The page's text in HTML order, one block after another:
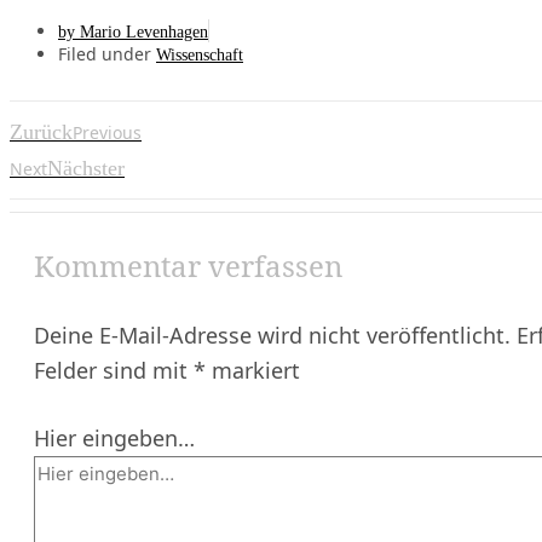
by Mario Levenhagen
Filed under Wissenschaft
ZurückPrevious
NextNächster
Kommentar verfassen
Deine E-Mail-Adresse wird nicht veröffentlicht.
Felder sind mit * markiert
Hier eingeben…